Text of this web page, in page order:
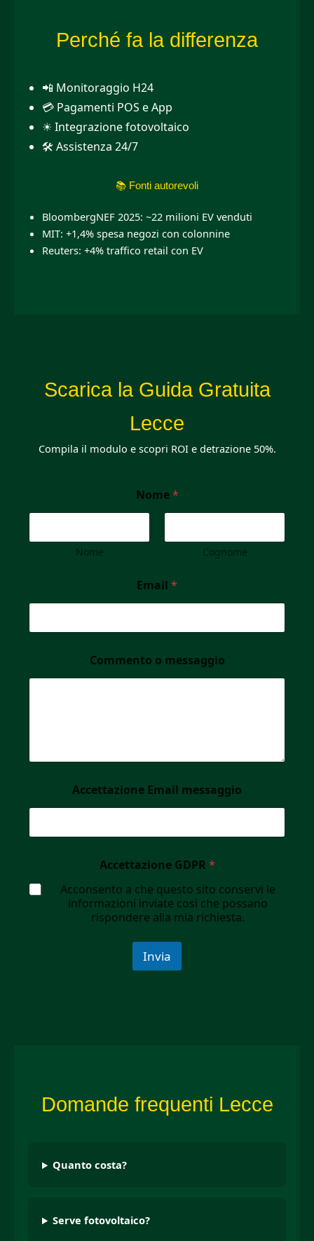
Perché fa la differenza
📲 Monitoraggio H24
💳 Pagamenti POS e App
☀ Integrazione fotovoltaico
🛠 Assistenza 24/7
📚 Fonti autorevoli
BloombergNEF 2025: ~22 milioni EV venduti
MIT: +1,4% spesa negozi con colonnine
Reuters: +4% traffico retail con EV
Scarica la Guida Gratuita
Lecce
Compila il modulo e scopri ROI e detrazione 50%.
Nome*
Nome Cognome
Email *
Commento o messaggio
Accettazione Email messaggio
Accettazione GDPR *
Acconsento a che questo sito conservi le
informazioni inviate così che possano
rispondere alla mia richiesta.
Invia
Domande frequenti Lecce
Quanto costa?
Serve fotovoltaico?